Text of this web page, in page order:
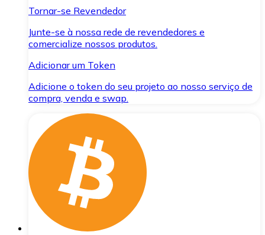
Tornar-se Revendedor
Junte-se à nossa rede de revendedores e
comercialize nossos produtos.
Adicionar um Token
Adicione o token do seu projeto ao nosso serviço de
compra, venda e swap.